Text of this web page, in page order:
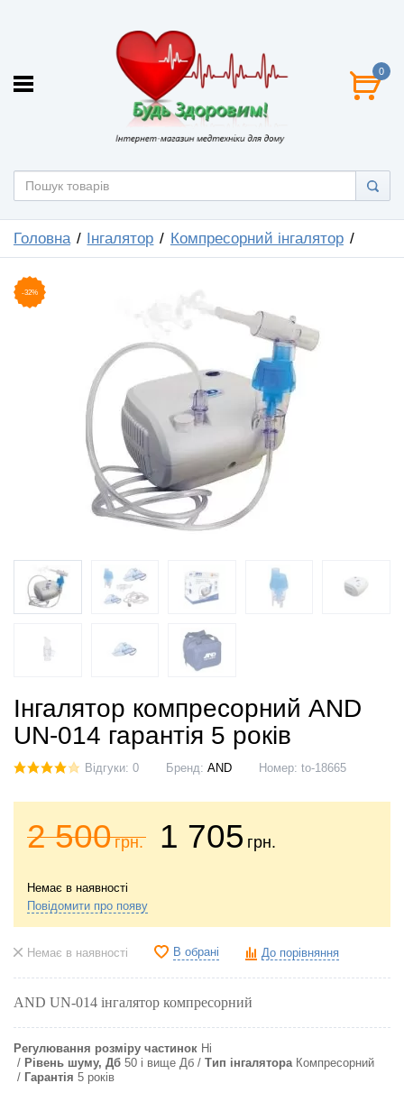
0
Головна Інгалятор Компресорний інгалятор
-32%
Інгалятор компресорний AND
UN-014 гарантія 5 років
Відгуки: 0 Бренд: AND Номер: to-18665
2 500грн. 1 705 грн.
Немає в наявності
Повідомити про появу
Немає в наявності В обрані До порівняння
AND UN-014 інгалятор компресорний
Регулювання розміру частинок Ні
Рівень шуму, Дб 50 і вище Дб Тип інгалятора Компресорний
Гарантія 5 років